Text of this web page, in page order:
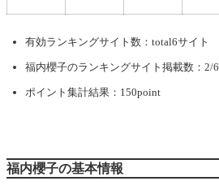
有効ランキングサイト数：total6サイト
福内櫻子のランキングサイト掲載数：2/6
ポイント集計結果：150point
福内櫻子の基本情報